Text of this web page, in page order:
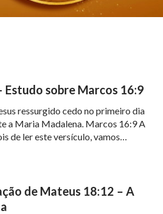
Estudo sobre Marcos 16:9
ressurgido cedo no primeiro dia
a Maria Madalena. Marcos 16:9 A
de ler este versículo, vamos
de Mateus 18:12 – A